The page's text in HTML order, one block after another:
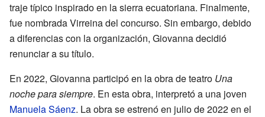
traje típico inspirado en la sierra ecuatoriana. Finalmente,
fue nombrada Virreina del concurso. Sin embargo, debido
a diferencias con la organización, Giovanna decidió
renunciar a su título.
En 2022, Giovanna participó en la obra de teatro Una
noche para siempre. En esta obra, interpretó a una joven
Manuela Sáenz. La obra se estrenó en julio de 2022 en el